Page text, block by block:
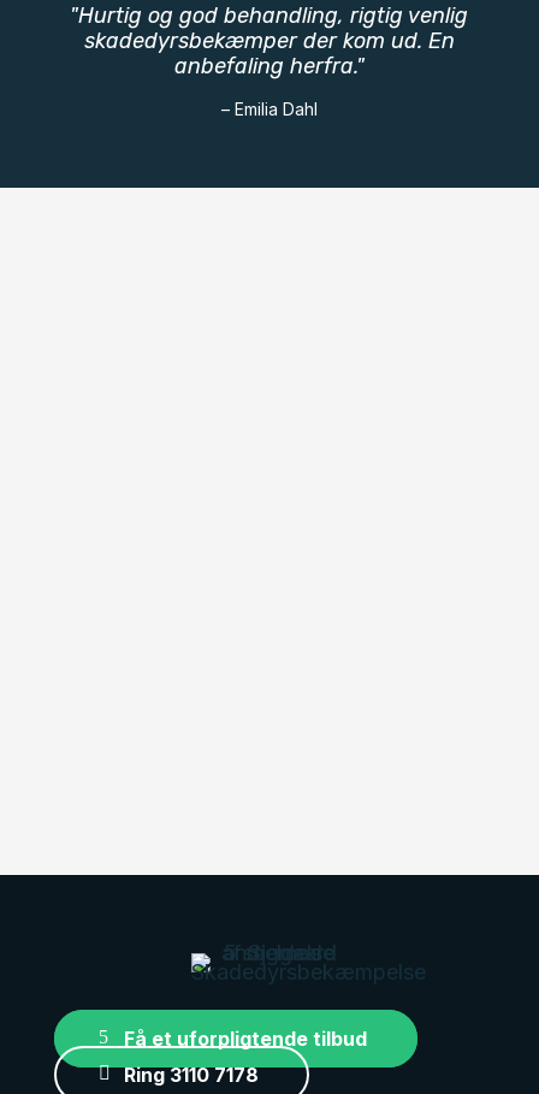
"Hurtig og god behandling, rigtig venlig
skadedyrsbekæmper der kom ud. En
anbefaling herfra."
– Emilia Dahl
Få et uforpligtende tilbud
Ring 3110 7178